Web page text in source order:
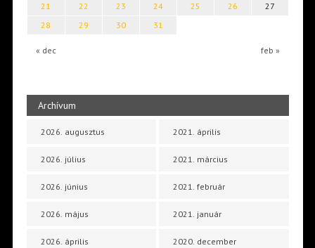
« dec feb »
21
22 23 24 25 26
27
28
29 30 31
Archívum
2026. augusztus
2026. július
2026. június
2026. május
2026. április
2021. április
2021. március
2021. február
2021. január
2020. december